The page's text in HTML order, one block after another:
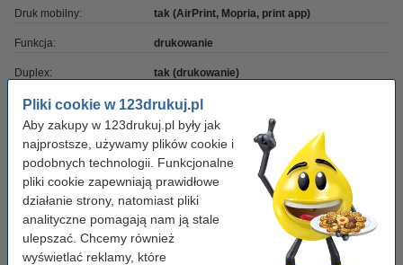
Pliki cookie w 123drukuj.pl
Aby zakupy w 123drukuj.pl były jak
najprostsze, używamy plików cookie i
podobnych technologii. Funkcjonalne
pliki cookie zapewniają prawidłowe
działanie strony, natomiast pliki
analityczne pomagają nam ją stale
ulepszać. Chcemy również
wyświetlać reklamy, które
Druk mobilny: tak (AirPrint, Mopria, print app)
Funkcja: drukowanie
Duplex: tak (drukowanie)
Wyświetlacz: ekran LCD
Kolor: czarno-biały
Typ: drukarka laserowa
Auto. podajnik skan.
nie
Wifi: nie